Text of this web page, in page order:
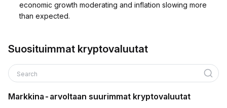
economic growth moderating and inflation slowing more
than expected.
Suosituimmat kryptovaluutat
Search
Markkina-arvoltaan suurimmat kryptovaluutat